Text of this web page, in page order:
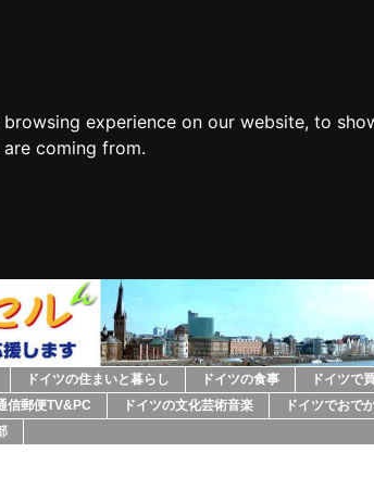
experience on our website, to
coming from.
ドイツの住まいと暮らし ドイツの食事 ドイツで
信郵便TV&PC ドイツの文化芸術音楽 ドイツでおで